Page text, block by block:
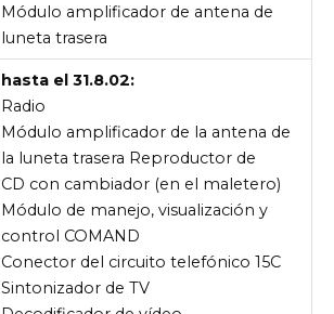
Módulo amplificador de antena de
luneta trasera
hasta el 31.8.02:
Radio
Módulo amplificador de la antena de
la luneta trasera Reproductor de
CD con cambiador (en el maletero)
Módulo de manejo, visualización y
control COMAND
Conector del circuito telefónico 15C
Sintonizador de TV